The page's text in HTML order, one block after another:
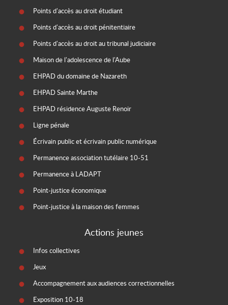
Points d'accès au droit étudiant
Points d'accès au droit pénitentiaire
Points d'accès au droit au tribunal judiciaire
Maison de l'adolescence de l'Aube
EHPAD du domaine de Nazareth
EHPAD Sainte Marthe
EHPAD résidence Auguste Renoir
Ligne pénale
Écrivain public et écrivain public numérique
Permanence association tutélaire 10-51
Permanence à LADAPT
Point-justice économique
Point-justice à la maison des femmes
Actions jeunes
Infos collectives
Jeux
Accompagnement aux audiences correctionnelles
Exposition 10-18